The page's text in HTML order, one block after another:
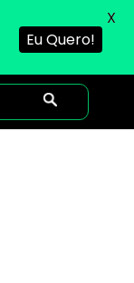
Eu Quero!
X